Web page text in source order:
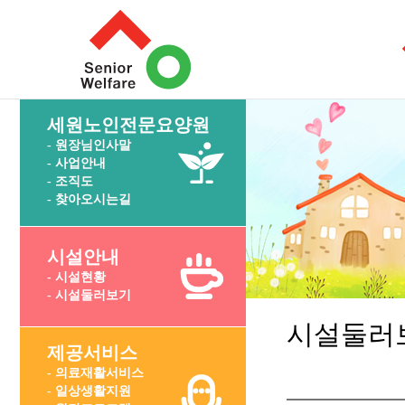
세원노인전문요양원
- 원장님인사말
- 사업안내
- 조직도
- 찾아오시는길
시설안내
- 시설현황
- 시설둘러보기
제공서비스
- 의료재활서비스
- 일상생활지원
시설둘러